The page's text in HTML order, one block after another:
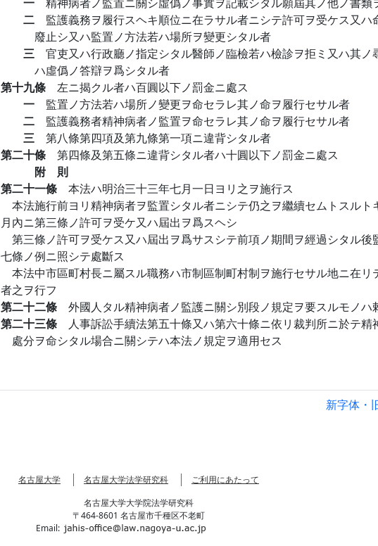
二 監護義務ヲ履行スヘキ順位ニ在ラサル者ニシテ許可ヲ受ケス又ハ
廢止シ又ハ監置ノ方法若ハ場所ヲ變更シタル者
三 官吏又ハ行政廳ノ指定シタル醫師ノ臨檢若ハ檢診ヲ拒ミ又ハ其
ハ虛僞ノ答辯ヲ爲シタル者
第十九條 左ニ揭クル者ハ百圓以下ノ罰金ニ處ス
一 監置ノ方法若ハ場所ノ變更ヲ命セラレ其ノ命ヲ履行セサル者
二 監護義務者精神病者ノ監置ヲ命セラレ其ノ命ヲ履行セサル者
三 第八條第四項及第九條第一項ニ違背シタル者
第二十條 第四條及第五條ニ違背シタル者ハ十圓以下ノ罰金ニ處ス
附 則
第二十一條 本法ハ明治三十三年七月一日ヨリ之ヲ施行ス
本法施行前ヨリ精神病者ヲ監置シタル者ニシテ仍之ヲ繼續セムトスル
月內ニ第三條ノ許可ヲ受ケ又ハ屆出ヲ爲スヘシ
第三條ノ許可ヲ受ケス又ハ屆出ヲ爲サスシテ前項ノ期間ヲ經過シタル
七條ノ例ニ照シテ處斷ス
本法中市區町村長ニ屬スル職務ハ市制區制町村制ヲ施行セサル地ニ在リ
者之ヲ行フ
第二十二條 外國人タル精神病者ノ監護ニ關シ別段ノ規定ヲ要スルモノハ
第二十三條 人事訴訟手續法第五十條又ハ第六十條ニ依リ裁判所ニ於テ
處分ヲ命シタル場合ニ關シテハ本法ノ規定ヲ適用セス
新字体・
名古屋大学 名古屋大学法学研究科
ご利用にあたって
名古屋大学大学院法学研究科
〒464-8601 名古屋市千種区不老町
Email: